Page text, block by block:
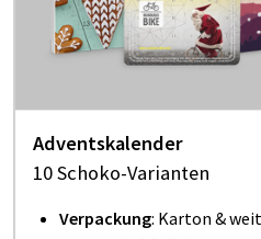
Adventskalender
10 Schoko-Varianten
Verpackung: Karton &